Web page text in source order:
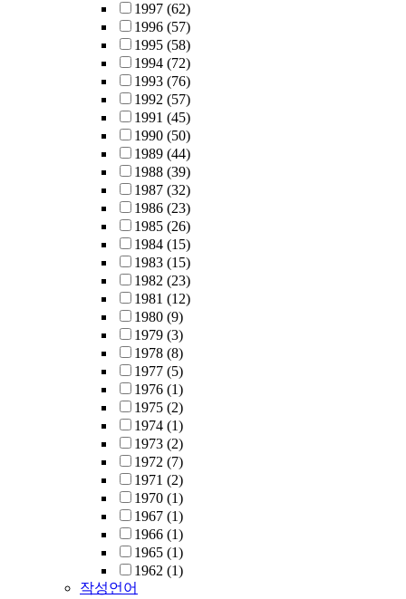
1997 (62)
1996 (57)
1995 (58)
1994 (72)
1993 (76)
1992 (57)
1991 (45)
1990 (50)
1989 (44)
1988 (39)
1987 (32)
1986 (23)
1985 (26)
1984 (15)
1983 (15)
1982 (23)
1981 (12)
1980 (9)
1979 (3)
1978 (8)
1977 (5)
1976 (1)
1975 (2)
1974 (1)
1973 (2)
1972 (7)
1971 (2)
1970 (1)
1967 (1)
1966 (1)
1965 (1)
1962 (1)
작성언어